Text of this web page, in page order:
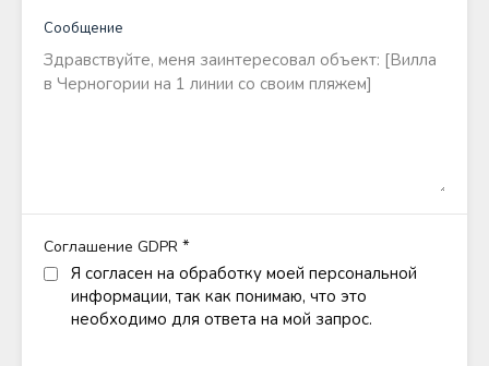
Сообщение
Соглашение GDPR *
Я согласен на обработку моей персональной
информации, так как понимаю, что это
необходимо для ответа на мой запрос.